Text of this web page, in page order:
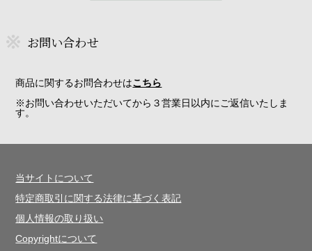
お問い合わせ
商品に関するお問合わせはこちら
※お問い合わせいただいてから３営業日以内にご返信いたしま
す。
当サイトについて
特定商取引に関する法律に基づく表記
個人情報の取り扱い
Copyrightについて